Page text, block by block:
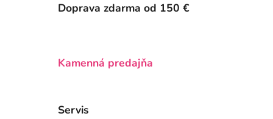
Doprava zdarma od 150 €
Kamenná predajňa
Servis